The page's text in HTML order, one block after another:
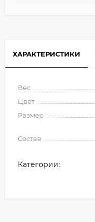
ХАРАКТЕРИСТИКИ
Вес
Цвет
Размер
Состав
Категории: